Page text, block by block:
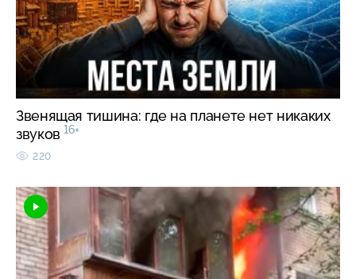
Звенящая тишина: где на планете нет никаких
звуков 16+
220